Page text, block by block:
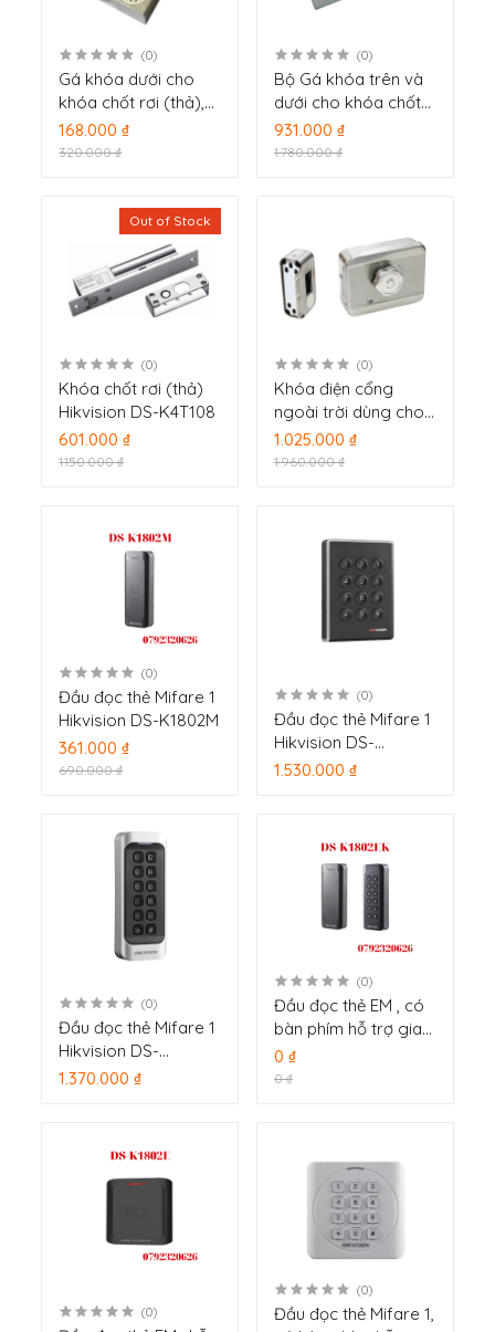
(0)
Gá khóa dưới cho
khóa chốt rơi (thả),
dùng cho DS-K4T108
(SH-K5T108) mã DS-
168.000 ₫
320.000 ₫
(0)
Bộ Gá khóa trên và
dưới cho khóa chốt
DS-K4T108 (SH-
K5T108) DS-K4T100-
931.000 ₫
1.780.000 ₫
Out of Stock
(0)
Khóa chốt rơi (thả)
Hikvision DS-K4T108
601.000 ₫
1.150.000 ₫
(0)
Khóa điện cổng
ngoài trời dùng cho
hệ thống chuông cửa
có hình và hê thống
1.025.000 ₫
1.960.000 ₫
(0)
Đầu đọc thẻ Mifare 1
Hikvision DS-K1802M
361.000 ₫
690.000 ₫
(0)
Đầu đọc thẻ Mifare 1
Hikvision DS-
K1108MK
1.530.000 ₫
(0)
Đầu đọc thẻ Mifare 1
Hikvision DS-
K1107MK
1.370.000 ₫
(0)
Đầu đọc thẻ EM , có
bàn phím hỗ trợ giao
thức
Wiegand(W26/W34)
0 ₫
0 ₫
(0)
(0)
Đầu đọc thẻ Mifare 1,